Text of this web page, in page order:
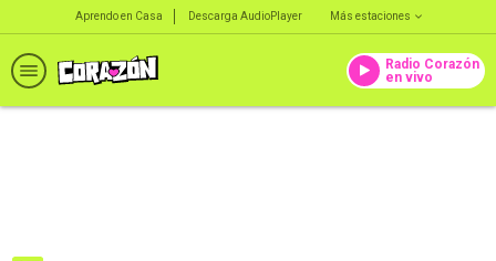
Aprendo en Casa Descarga AudioPlayer Más estaciones
Radio Corazón
en vivo